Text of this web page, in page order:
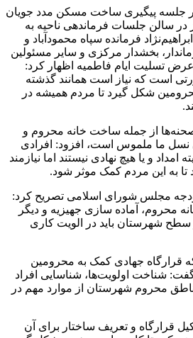
جلسه پیگیری ساخت مسکن مدد جویان
در سالن جلسات فرماندهی ناحیه به
فرمانده سپاه محمودآباد و
بخشدار مرکزی و سایر مسئولین
تسلیت ایام فاطمیه اظهار کرد:
است که نیاز است همانند گذشته
شکل گیرد تا مردم همیشه در
صحنه‌ها از جمله ساخت خانه محروم و
نسل ما ملموس است، افزود: افرادی
و یا هیچ نهادی نیستند اما نیازمند
تا به این مردم کمک موثر شود.
مجلس شورای اسلامی تصریح کرد:
محروم، آماده سازی جهیزیه و دیگر
سطح شهرستان باید در الویت کاری
قرارگاه جهادی کمک به محرومین
شناخت اولویت‌‌ها، شناسایی افراد
محروم شهرستان از موارد مهم در
قرارگاه و تعریف ساختار برای آن